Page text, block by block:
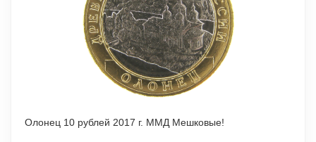
Олонец 10 рублей 2017 г. ММД Мешковые!